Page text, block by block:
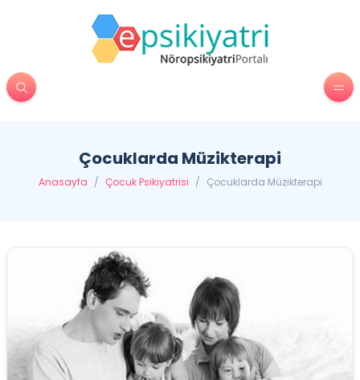
Çocuklarda Müzikterapi
Anasayfa / Çocuk Psikiyatrisi / Çocuklarda Müzikterapi